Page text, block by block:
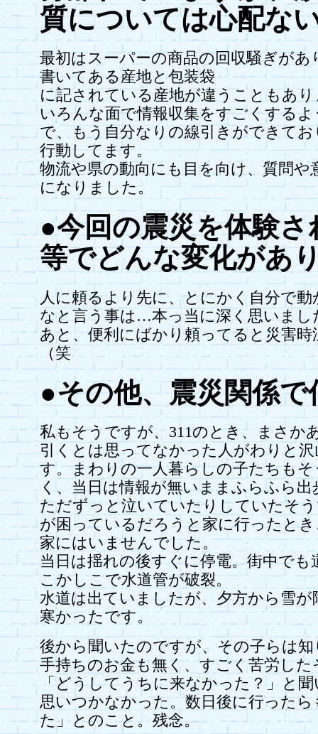
質については心配な
最初はスーパーの商品の回収騒ぎがあ
書いてある産地と包装袋
に記されている産地が違うこともあ
いろんな面で情報収集をすごくする
で、もう自分なりの線引きができて
行動してます。
物流や県の動向にも目を向け、質問や
になりました。
●今回の震災を体験
等でどんな変化があ
人に頼るより先に、とにかく自分で
なと言う事は…本っ当に深く思いまし
あと、便利にばかり頼ってると災害
（笑
●その他、震災関係
私もそうですが、311のとき、まさか
引くとは思ってなかった人がわりと
す。まわりの一人暮らしの子たちも
く、当日は情報が無いままふらふら
ただずっと泣いていたりしていたそ
が困っているだろうと家に行ったと
家にはいませんでした。
当日は揺れの後すぐに停電。街中でも
こかしこで水道管が破裂。
水道は出ていましたが、夕方から雪
寒かったです。
後から聞いたのですが、その子らは
手持ちのお金も無く、すごく苦労した
「どうしてうちに来なかった？」と
思いつかなかった。数日後に行った
た」とのこと。残念。